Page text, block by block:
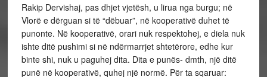
Rakip Dervishaj, pas dhjet vjetësh, u lirua nga burgu; në
Vlorë e dërguan si të “dëbuar”, në kooperativë duhet të
punonte. Në kooperativë, orari nuk respektohej, e diela nuk
ishte ditë pushimi si në ndërmarrjet shtetërore, edhe kur
binte shi, nuk u paguhej dita. Dita e punës- dmth, një ditë
punë në kooperativë, quhej një normë. Për ta sqaruar: